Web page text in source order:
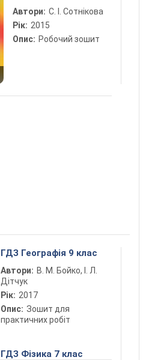
Автори: С. І. Сотнікова
Рік: 2015
Опис: Робочий зошит
ГДЗ Географія 9 клас
Автори: В. М. Бойко, І. Л.
Дітчук
Рік: 2017
Опис: Зошит для
практичних робіт
ГДЗ Фізика 7 клас